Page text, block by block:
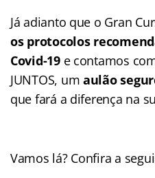
Já adianto que o Gran
os protocolos
Covid-19e contamos
JUNTOS, umaulão
que fará a diferença na
Vamos lá? Confira a